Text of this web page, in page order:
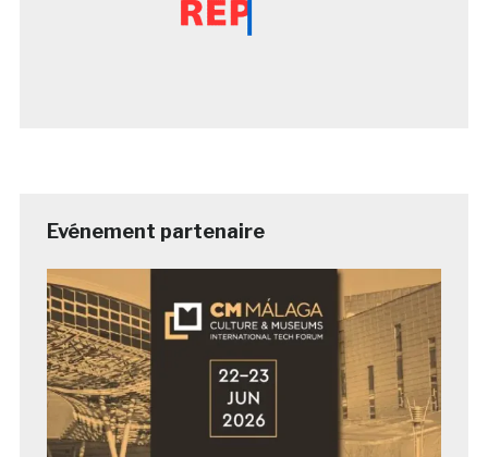
Evénement partenaire